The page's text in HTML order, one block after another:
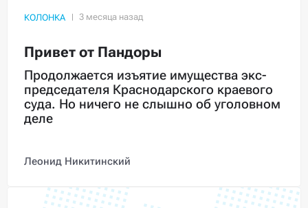
КОЛОНКА
Привет от Пандоры
Продолжается изъятие имущества экс-
председателя Краснодарского краевого
суда. Но ничего не слышно об уголовном
деле
Леонид Никитинский